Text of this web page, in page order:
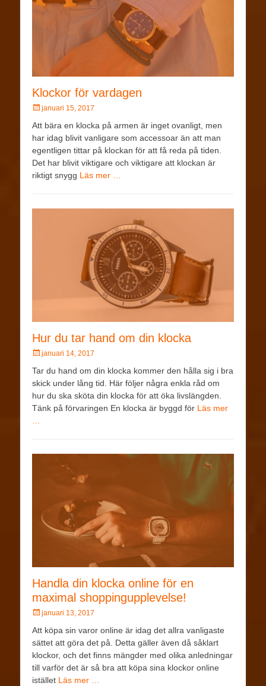
Klockor för vardagen
januari 15, 2017
Att bära en klocka på armen är inget ovanligt, men
har idag blivit vanligare som accessoar än att man
egentligen tittar på klockan för att få reda på tiden.
Det har blivit viktigare och viktigare att klockan är
riktigt snygg Läs mer …
Hur du tar hand om din klocka
januari 14, 2017
Tar du hand om din klocka kommer den hålla sig i bra
skick under lång tid. Här följer några enkla råd om
hur du ska sköta din klocka för att öka livslängden.
Tänk på förvaringen En klocka är byggd för Läs mer
Handla din klocka online för en
maximal shoppingupplevelse!
januari 13, 2017
Att köpa sin varor online är idag det allra vanligaste
sättet att göra det på. Detta gäller även då såklart
klockor, och det finns mängder med olika anledningar
till varför det är så bra att köpa sina klockor online
istället Läs mer …